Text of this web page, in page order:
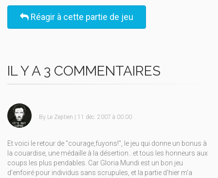
Réagir à cette partie de jeu
IL Y A 3 COMMENTAIRES
By Le Zeptien | 11 déc. 2007 à 00:00
Et voici le retour de "courage,fuyons!", le jeu qui donne un bonus à
la couardise, une médaille à la désertion...et tous les honneurs aux
coups les plus pendables. Car Gloria Mundi est un bon jeu
d'enfoiré pour individus sans scrupules, et la partie d'hier m'a